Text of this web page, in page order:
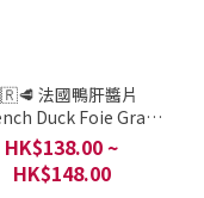
法國鴨肝醬片
Duck Foie Gras
- IGP/ A LA
/ 法國 / 每 1 份 3 pcs
150克
HK$138.00 ~
HK$148.00